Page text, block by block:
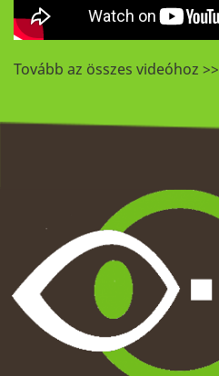
Tovább az összes videóhoz >>